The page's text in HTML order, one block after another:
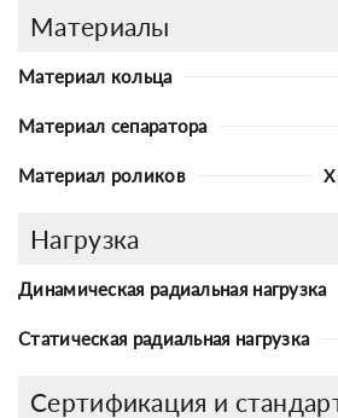
Материалы
Материал кольца
Материал сепаратора
Материал роликов
Нагрузка
Динамическая радиальная нагрузка
Статическая радиальная нагрузка
Сертификация и